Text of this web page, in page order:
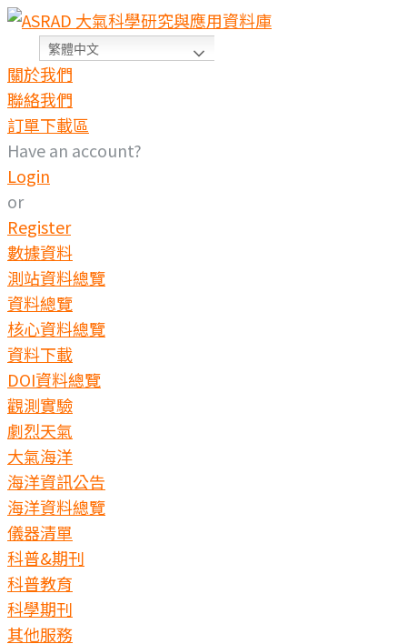
繁體中文
關於我們
聯絡我們
訂單下載區
Have an account?
Login
or
Register
數據資料
測站資料總覽
資料總覽
核心資料總覽
資料下載
DOI資料總覽
觀測實驗
劇烈天氣
大氣海洋
海洋資訊公告
海洋資料總覽
儀器清單
科普&期刊
科普教育
科學期刊
其他服務